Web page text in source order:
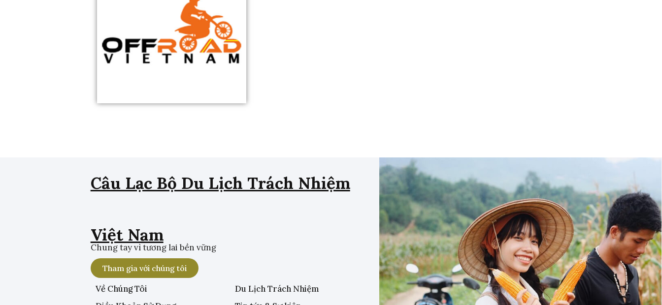
Câu Lạc Bộ Du Lịch Trách Nhiệm
Việt Nam
Chung tay vì tương lai bền vững
Tham gia với chúng tôi
Về Chúng Tôi
Du Lịch Trách Nhiệm